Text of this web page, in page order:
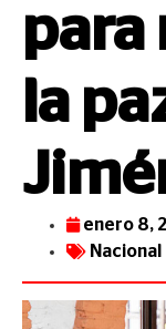
para
la
enero 8,
Nacional